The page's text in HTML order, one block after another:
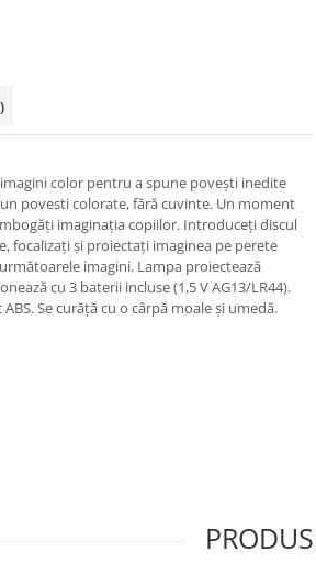
color pentru a spune povești inedite
povesti colorate, fără cuvinte. Un moment
imaginația copiilor. Introduceți discul
focalizați și proiectați imaginea pe perete
imagini. Lampa proiectează
cu 3 baterii incluse (1,5 V AG13/LR44).
Se curăță cu o cârpă moale și umedă.